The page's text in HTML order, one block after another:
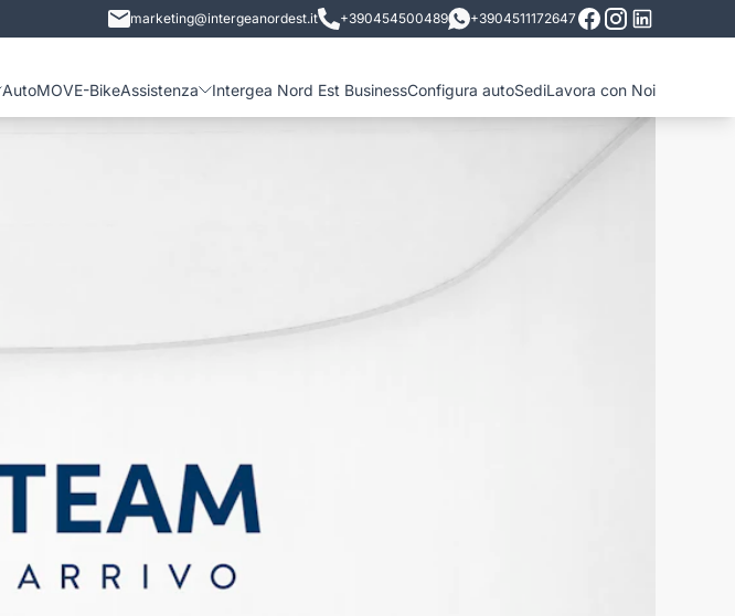
marketing@intergeanordest.it +390454500489 +3904511172647
AutoMOVE-BikeAssistenza Intergea Nord Est BusinessConfigura autoSediLavora con Noi